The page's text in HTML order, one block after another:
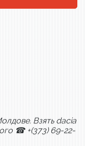
Взять dacia
☎ +(373) 69-22-